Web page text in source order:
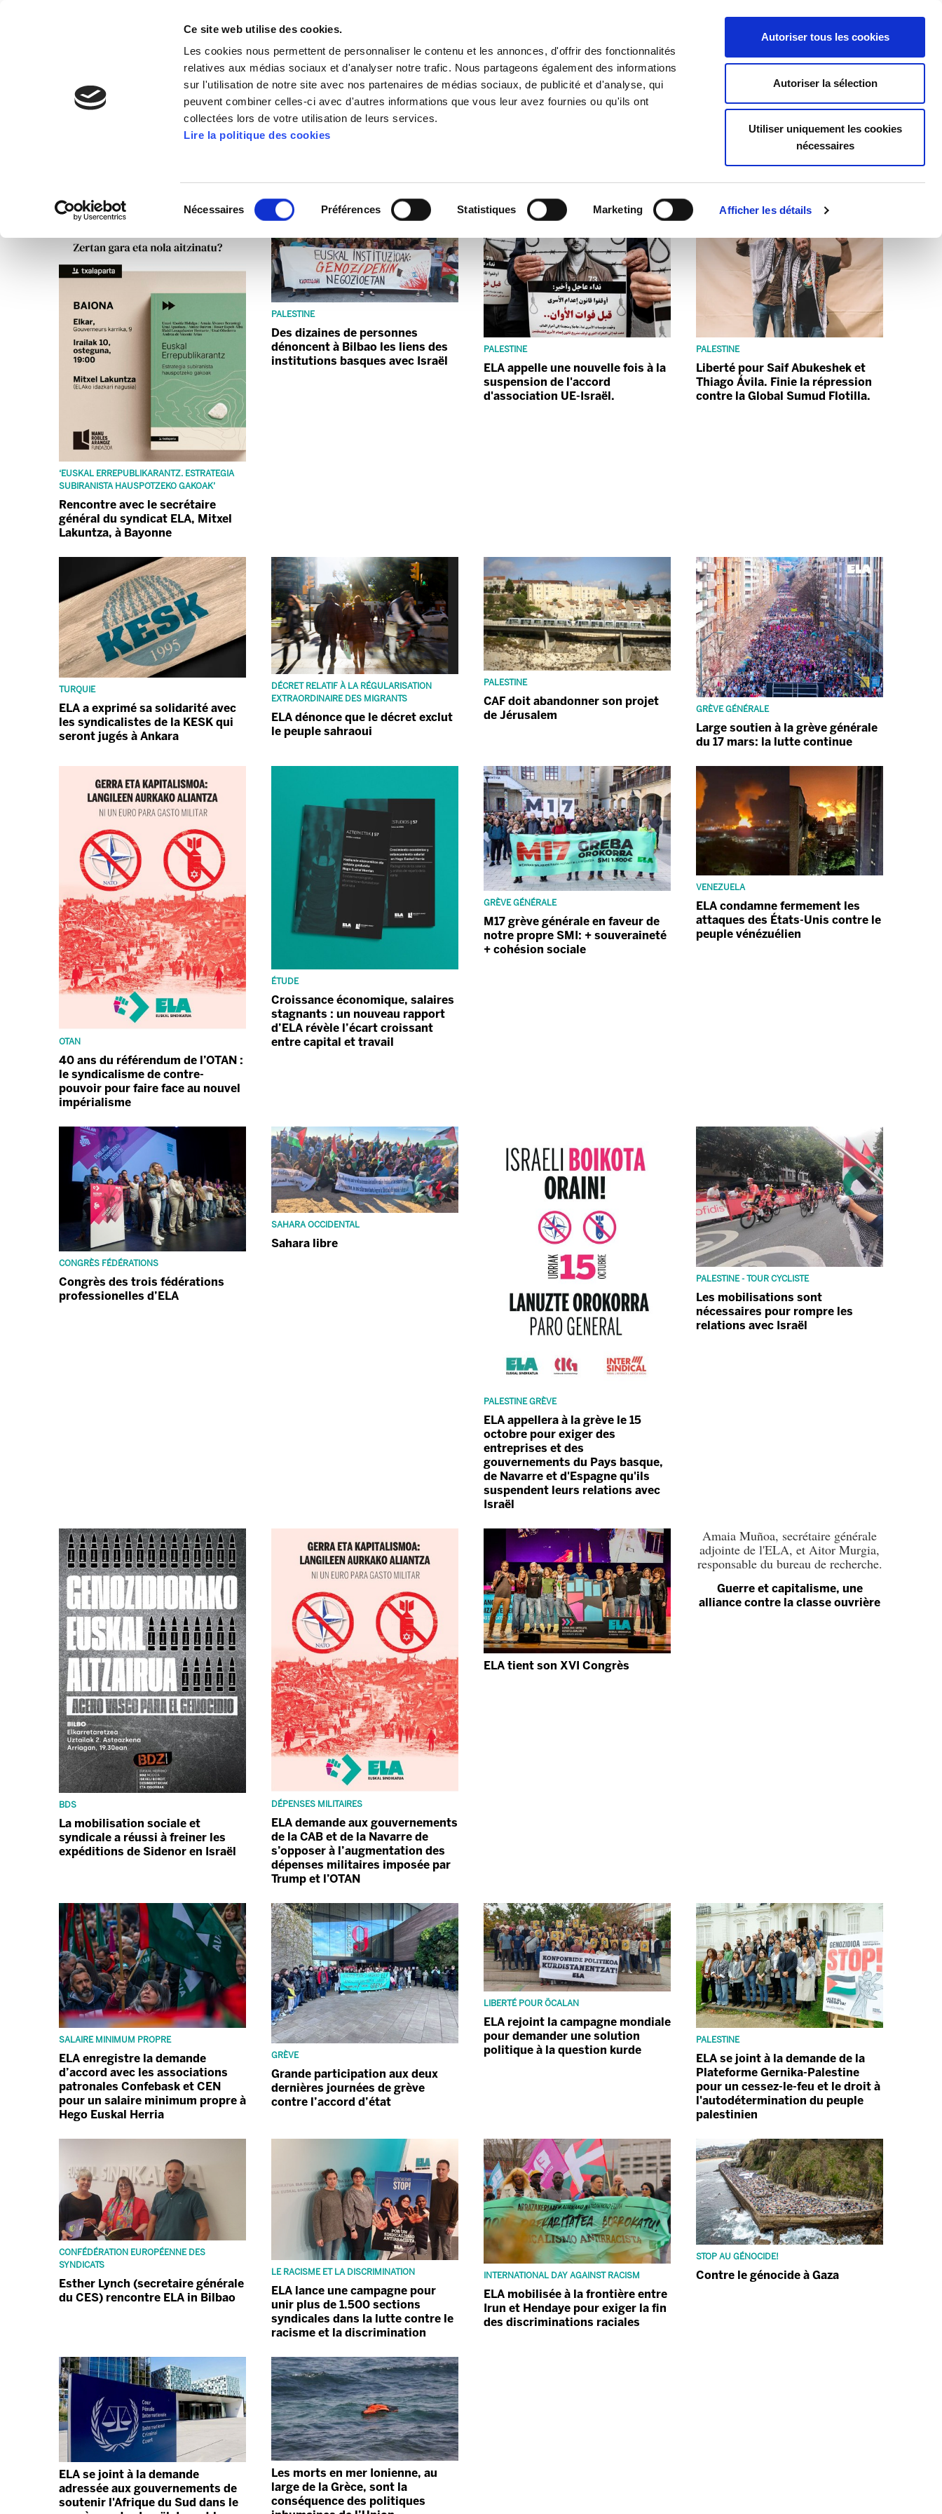
Ce site web utilise des cookies.
Les cookies nous permettent de personnaliser le contenu et les annonces, d'offrir des fonctionnalités
relatives aux médias sociaux et d'analyser notre trafic. Nous partageons également des informations
sur l'utilisation de notre site avec nos partenaires de médias sociaux, de publicité et d'analyse, qui
peuvent combiner celles-ci avec d'autres informations que vous leur avez fournies ou qu'ils ont
collectées lors de votre utilisation de leurs services.
Lire la politique des cookies
Nécessaires Préférences Statistiques Marketing Afficher les détails
Autoriser tous les cookies
Autoriser la sélection
Utiliser uniquement les cookies
nécessaires
REJOIGNEZ-NOUS
‘EUSKAL ERREPUBLIKARANTZ. ESTRATEGIA
SUBIRANISTA HAUSPOTZEKO GAKOAK’
Rencontre avec le secrétaire
général du syndicat ELA, Mitxel
Lakuntza, à Bayonne
PALESTINE
Des dizaines de personnes
dénoncent à Bilbao les liens des
institutions basques avec Israël
PALESTINE
ELA appelle une nouvelle fois à la
suspension de l'accord
d'association UE-Israël.
PALESTINE
Liberté pour Saif Abukeshek et
Thiago Ávila. Finie la répression
contre la Global Sumud Flotilla.
TURQUIE
ELA a exprimé sa solidarité avec
les syndicalistes de la KESK qui
seront jugés à Ankara
DÉCRET RELATIF À LA RÉGULARISATION
EXTRAORDINAIRE DES MIGRANTS
ELA dénonce que le décret exclut
le peuple sahraoui
PALESTINE
CAF doit abandonner son projet
de Jérusalem
GRÈVE GÉNÉRALE
Large soutien à la grève générale
du 17 mars: la lutte continue
OTAN
40 ans du référendum de l’OTAN :
le syndicalisme de contre-
pouvoir pour faire face au nouvel
impérialisme
ÉTUDE
Croissance économique, salaires
stagnants : un nouveau rapport
d’ELA révèle l’écart croissant
entre capital et travail
GRÈVE GÉNÉRALE
M17 grève générale en faveur de
notre propre SMI: + souveraineté
+ cohésion sociale
VENEZUELA
ELA condamne fermement les
attaques des États-Unis contre le
peuple vénézuélien
CONGRÈS FÉDÉRATIONS
Congrès des trois fédérations
professionelles d’ELA
SAHARA OCCIDENTAL
Sahara libre
PALESTINE GRÈVE
ELA appellera à la grève le 15
octobre pour exiger des
entreprises et des
gouvernements du Pays basque,
de Navarre et d'Espagne qu'ils
suspendent leurs relations avec
Israël
PALESTINE - TOUR CYCLISTE
Les mobilisations sont
nécessaires pour rompre les
relations avec Israël
BDS
La mobilisation sociale et
syndicale a réussi à freiner les
expéditions de Sidenor en Israël
DÉPENSES MILITAIRES
ELA demande aux gouvernements
de la CAB et de la Navarre de
s’opposer à l’augmentation des
dépenses militaires imposée par
Trump et l’OTAN
ELA tient son XVI Congrès
Amaia Muñoa, secrétaire générale
adjointe de l'ELA, et Aitor Murgia,
responsable du bureau de recherche.
Guerre et capitalisme, une
alliance contre la classe ouvrière
SALAIRE MINIMUM PROPRE
ELA enregistre la demande
d’accord avec les associations
patronales Confebask et CEN
pour un salaire minimum propre à
Hego Euskal Herria
GRÈVE
Grande participation aux deux
dernières journées de grève
contre l’accord d’état
LIBERTÉ POUR ÖCALAN
ELA rejoint la campagne mondiale
pour demander une solution
politique à la question kurde
PALESTINE
ELA se joint à la demande de la
Plateforme Gernika-Palestine
pour un cessez-le-feu et le droit à
l'autodétermination du peuple
palestinien
CONFÉDÉRATION EUROPÉENNE DES
SYNDICATS
Esther Lynch (secretaire générale
du CES) rencontre ELA in Bilbao
LE RACISME ET LA DISCRIMINATION
ELA lance une campagne pour
unir plus de 1.500 sections
syndicales dans la lutte contre le
racisme et la discrimination
INTERNATIONAL DAY AGAINST RACISM
ELA mobilisée à la frontière entre
Irun et Hendaye pour exiger la fin
des discriminations raciales
STOP AU GÉNOCIDE!
Contre le génocide à Gaza
ELA se joint à la demande
adressée aux gouvernements de
soutenir l'Afrique du Sud dans le
Les morts en mer Ionienne, au
large de la Grèce, sont la
conséquence des politiques